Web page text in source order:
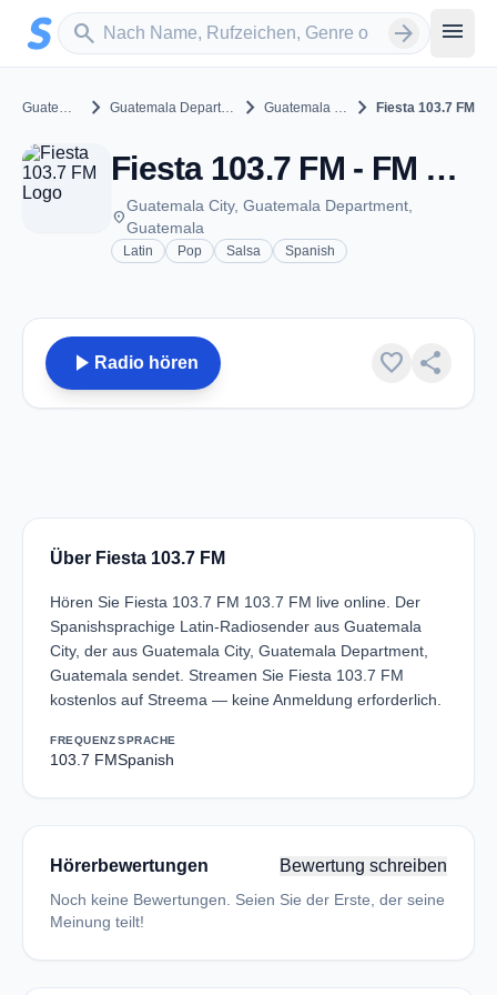
Zum Hauptinhalt springen
search
Sender suchen arrow_forward menu
Guatemala chevron_right Guatemala Department chevron_right Guatemala City chevron_right Fiesta 103.7 FM
Fiesta 103.7 FM - FM 103.7 - Guatemala City
place
Guatemala City, Guatemala Department,
Guatemala
Latin Pop Salsa Spanish
play_arrow Radio hören favorite share
Über Fiesta 103.7 FM
Hören Sie Fiesta 103.7 FM 103.7 FM live online. Der
Spanishsprachige Latin-Radiosender aus Guatemala
City, der aus Guatemala City, Guatemala Department,
Guatemala sendet. Streamen Sie Fiesta 103.7 FM
kostenlos auf Streema — keine Anmeldung erforderlich.
FREQUENZ
103.7 FM
SPRACHE
Spanish
Hörerbewertungen Bewertung schreiben
Noch keine Bewertungen. Seien Sie der Erste, der seine
Meinung teilt!